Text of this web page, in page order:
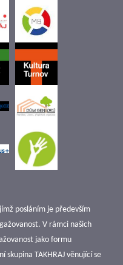
posláním je především
V rámci našich
jako formu
TAKHRAJ věnující se